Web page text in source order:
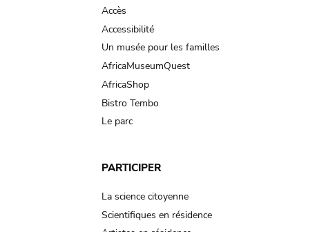
Accès
Accessibilité
Un musée pour les familles
AfricaMuseumQuest
AfricaShop
Bistro Tembo
Le parc
PARTICIPER
La science citoyenne
Scientifiques en résidence